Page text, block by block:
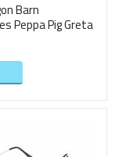
Barn
Peppa Pig Greta
971